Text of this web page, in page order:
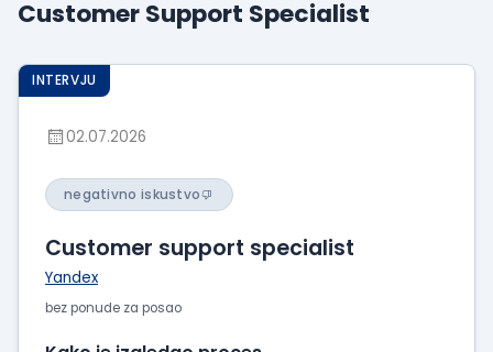
Prikaži
o
radu
Prikaži
intervjua
Customer Support Specialist
INTERVJU
02.07.2026
negativno iskustvo
Customer support specialist
Yandex
bez ponude za posao